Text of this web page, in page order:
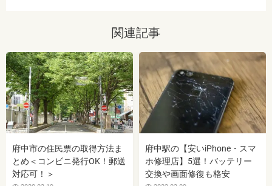
関連記事
府中市の住民票の取得方法ま
とめ＜コンビニ発行OK！郵送
対応可！＞
府中駅の【安いiPhone・スマ
ホ修理店】5選！バッテリー
交換や画面修復も格安